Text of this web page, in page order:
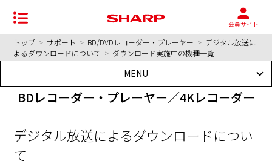
会員サイト
トップ > サポート > BD/DVDレコーダー・プレーヤー > デジタル放送に
よるダウンロードについて > ダウンロード実施中の機種一覧
BDレコーダー・プレーヤー／4Kレコーダー
MENU
デジタル放送によるダウンロードについ
て